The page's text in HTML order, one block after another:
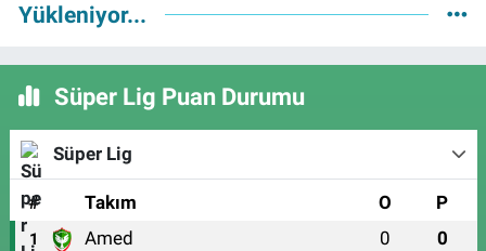
Yükleniyor...
Süper Lig Puan Durumu
Süper Lig
# Takım O P
1 Amed 0 0